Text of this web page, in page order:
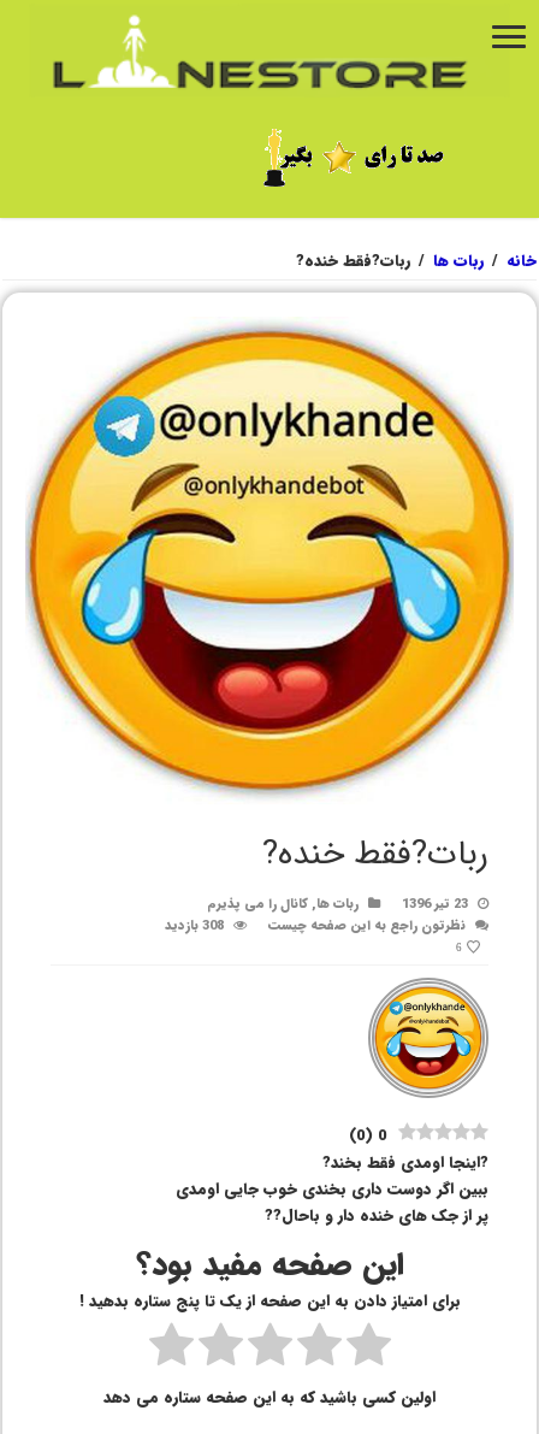
خانه / ربات ها / ربات?فقط خنده?
ربات?فقط خنده?
23 تیر 1396 ربات ها,کانال را می پذیرم
نظرتون راجع به این صفحه چیست
308 بازدید
6
0
(
0
)
?اینجا اومدی فقط بخند?
ببین اگر دوست داری بخندی خوب جایی اومدی
پر از جک های خنده دار و باحال??
این صفحه مفید بود؟
برای امتیاز دادن به این صفحه از یک تا پنج ستاره بدهید !
اولین کسی باشید که به این صفحه ستاره می دهد